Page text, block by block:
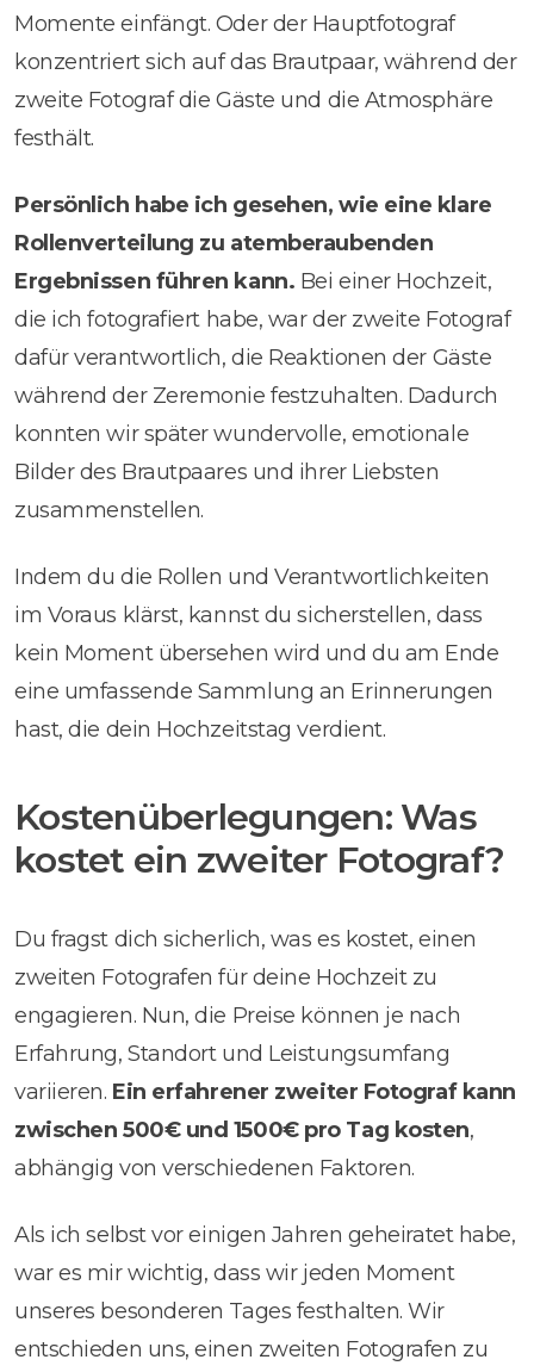
Momente einfängt. Oder der Hauptfotograf
konzentriert sich auf das Brautpaar, während der
zweite Fotograf die Gäste und die Atmosphäre
festhält.
Persönlich habe ich gesehen, wie eine klare
Rollenverteilung zu atemberaubenden
Ergebnissen führen kann. Bei einer Hochzeit,
die ich fotografiert habe, war der zweite Fotograf
dafür verantwortlich, die Reaktionen der Gäste
während der Zeremonie festzuhalten. Dadurch
konnten wir später wundervolle, emotionale
Bilder des Brautpaares und ihrer Liebsten
zusammenstellen.
Indem du die Rollen und Verantwortlichkeiten
im Voraus klärst, kannst du sicherstellen, dass
kein Moment übersehen wird und du am Ende
eine umfassende Sammlung an Erinnerungen
hast, die dein Hochzeitstag verdient.
Kostenüberlegungen: Was
kostet ein zweiter Fotograf?
Du fragst dich sicherlich, was es kostet, einen
zweiten Fotografen für deine Hochzeit zu
engagieren. Nun, die Preise können je nach
Erfahrung, Standort und Leistungsumfang
variieren. Ein erfahrener zweiter Fotograf kann
zwischen 500€ und 1500€ pro Tag kosten,
abhängig von verschiedenen Faktoren.
Als ich selbst vor einigen Jahren geheiratet habe,
war es mir wichtig, dass wir jeden Moment
unseres besonderen Tages festhalten. Wir
entschieden uns, einen zweiten Fotografen zu